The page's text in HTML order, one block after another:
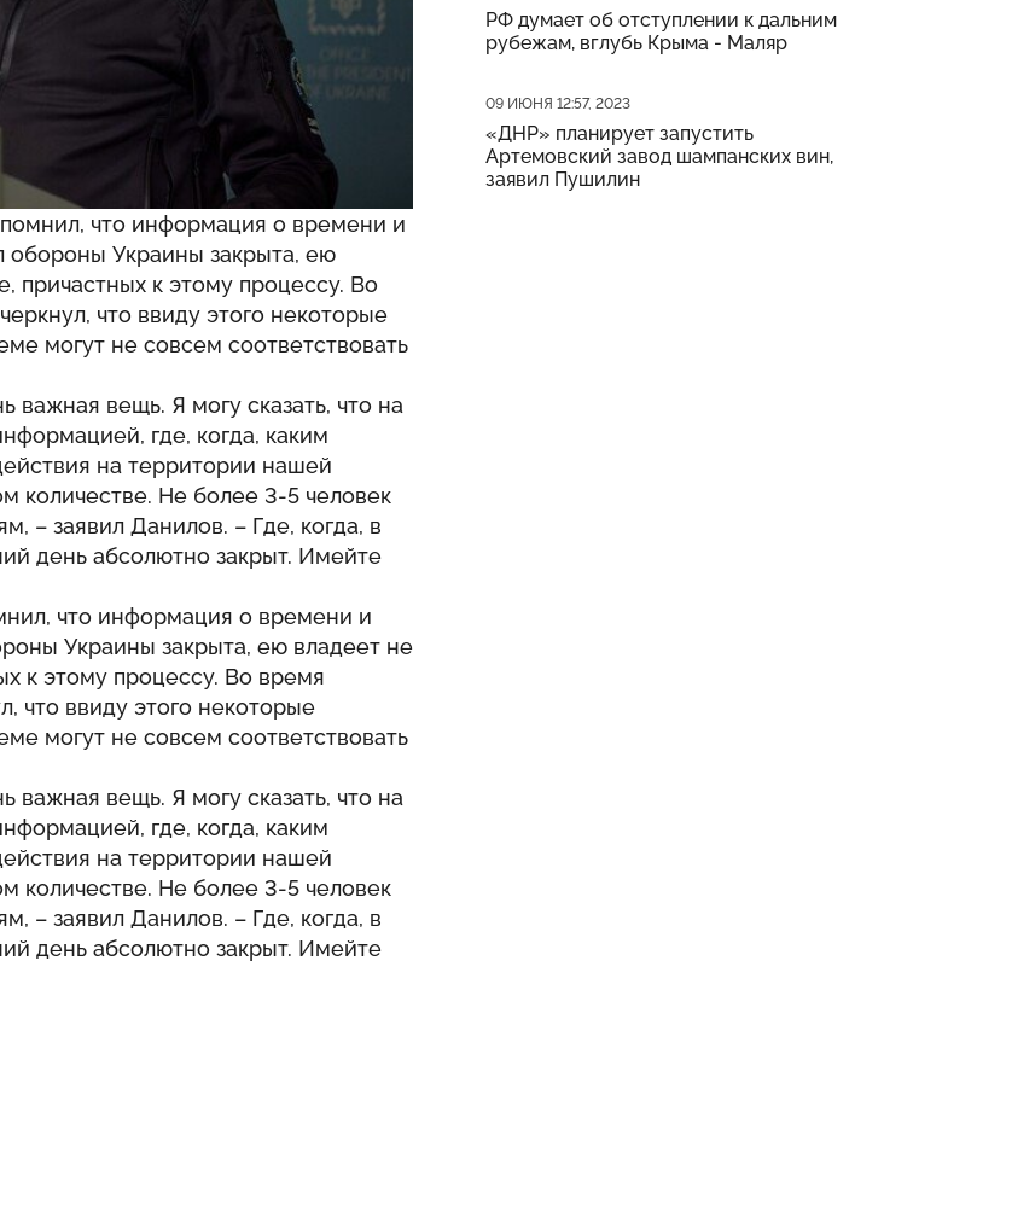
что информация о времени и
обороны Украины закрыта, ею
причастных к этому процессу. Во
что ввиду этого некоторые
могут не совсем соответствовать
важная вещь. Я могу сказать, что на
где, когда, каким
на территории нашей
количестве. Не более 3-5 человек
– заявил Данилов. – Где, когда, в
день абсолютно закрыт. Имейте
что информация о времени и
Украины закрыта, ею владеет не
к этому процессу. Во время
что ввиду этого некоторые
могут не совсем соответствовать
важная вещь. Я могу сказать, что на
где, когда, каким
на территории нашей
количестве. Не более 3-5 человек
– заявил Данилов. – Где, когда, в
день абсолютно закрыт. Имейте
РФ думает об отступлении к дальним
рубежам, вглубь Крыма - Маляр
Дата публикации
09 ИЮНЯ 12:57, 2023
«ДНР» планирует запустить
Артемовский завод шампанских вин,
заявил Пушилин